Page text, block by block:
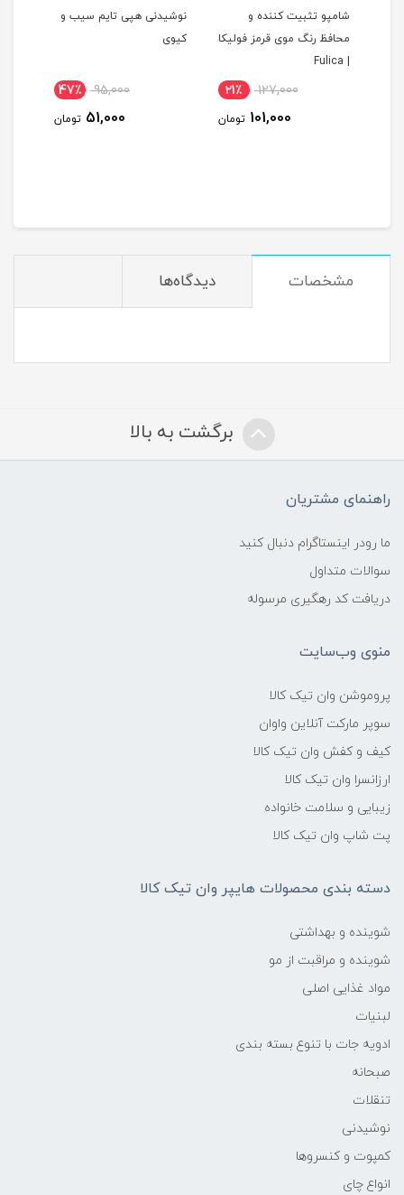
شامپو تثبیت کننده و
محافظ رنگ موی قرمز فولیکا
127,000 21٪
101,000 تومان
نوشیدنی هپی تایم سیب و
کیوی
95,000 47٪
51,000 تومان
مشخصات دیدگاه‌ها
برگشت به بالا
راهنمای مشتریان
ما رودر اینستاگرام دنبال کنید
سوالات متداول
دریافت کد رهگیری مرسوله
منوی وب‌سایت
پروموشن وان تیک کالا
سوپر مارکت آنلاین واوان
کیف و کفش وان تیک کالا
ارزانسرا وان تیک کالا
زیبایی و سلامت خانواده
پت شاپ وان تیک کالا
دسته بندی محصولات هایپر وان تیک کالا
شوینده و بهداشتی
شوینده و مراقبت از مو
مواد غذایی اصلی
لبنیات
ادویه جات با تنوع بسته بندی
صبحانه
تنقلات
نوشیدنی
کمپوت و کنسروها
انواع چای